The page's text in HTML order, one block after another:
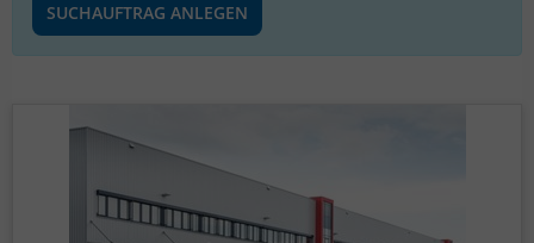
SUCHAUFTRAG ANLEGEN